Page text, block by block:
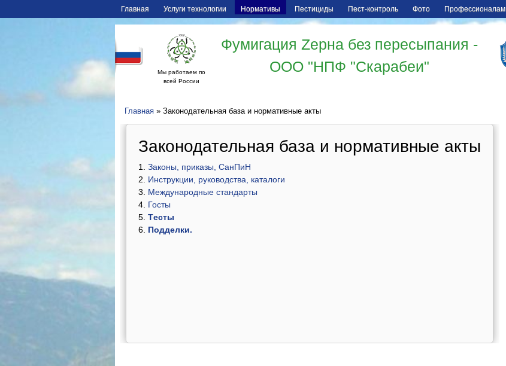
Главная Услуги технологии Нормативы Пестициды Пест-контроль Фото Профессионалам
Мы работаем по
всей России
Фумигация Zерна без пересыпания -
ООО "НПФ "Скарабеи"
Главная » Законодательная база и нормативные акты
Законодательная база и нормативные акты
Законы, приказы, СанПиН
Инструкции, руководства, каталоги
Международные стандарты
Госты
Тесты
Подделки.